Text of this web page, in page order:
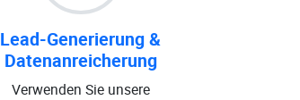
Lead-Generierung &
Datenanreicherung
Verwenden Sie unsere